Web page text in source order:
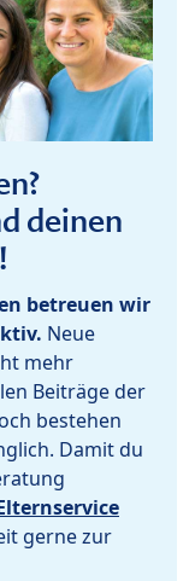
deinen
betreuen wir
Neue
mehr
Beiträge der
bestehen
Damit du
gerne zur